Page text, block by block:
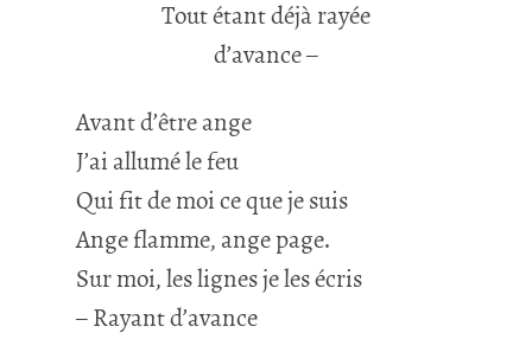
Tout étant déjà rayée
d’avance –
Avant d’être ange
J’ai allumé le feu
Qui fit de moi ce que je suis
Ange flamme, ange page.
Sur moi, les lignes je les écris
– Rayant d’avance